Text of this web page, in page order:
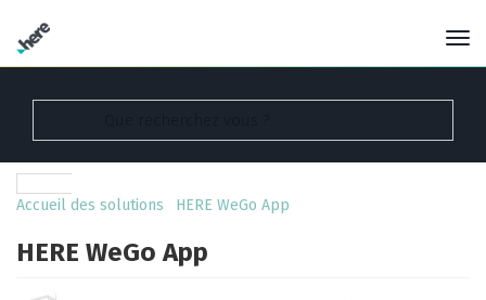
Accueil des solutions HERE WeGo App
HERE WeGo App